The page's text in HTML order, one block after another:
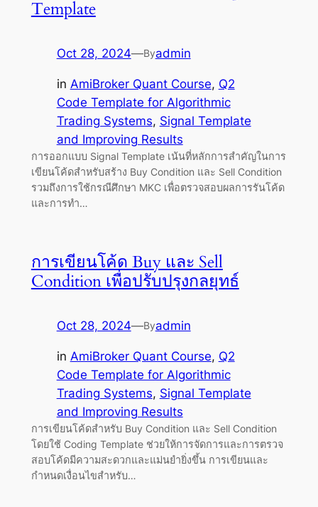
Template
Oct 28, 2024—Byadmin
in AmiBroker Quant Course, Q2
Code Template for Algorithmic
Trading Systems, Signal Template
and Improving Results
การออกแบบ Signal Template เน้นที่หลักการสำคัญในการ
เขียนโค้ดสำหรับสร้าง Buy Condition และ Sell Condition
รวมถึงการใช้กรณีศึกษา MKC เพื่อตรวจสอบผลการรันโค้ด
และการทำ…
การเขียนโค้ด Buy และ Sell
Condition เพื่อปรับปรุงกลยุทธ์
Oct 28, 2024—Byadmin
in AmiBroker Quant Course, Q2
Code Template for Algorithmic
Trading Systems, Signal Template
and Improving Results
การเขียนโค้ดสำหรับ Buy Condition และ Sell Condition
โดยใช้ Coding Template ช่วยให้การจัดการและการตรวจ
สอบโค้ดมีความสะดวกและแม่นยำยิ่งขึ้น การเขียนและ
กำหนดเงื่อนไขสำหรับ…